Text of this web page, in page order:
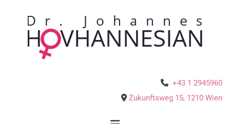
 +43 1 2945960
 Zukunftsweg 15, 1210 Wien